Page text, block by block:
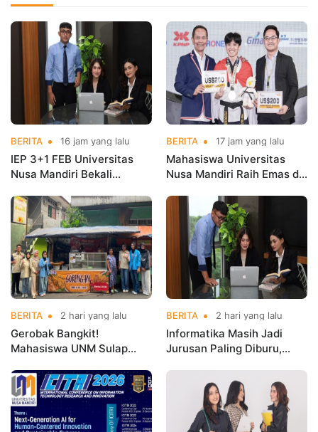
BERITA 16 jam yang lalu
IEP 3+1 FEB Universitas
Nusa Mandiri Bekali
Kerja Sebelum Lulus
BERITA 17 jam yang lalu
Mahasiswa Universitas
Nusa Mandiri Raih Emas di
Indonesia Open
Championships 2026
BERITA 2 hari yang lalu
Gerobak Bangkit!
Mahasiswa UNM Sulap
Menarik dan Laris
BERITA 2 hari yang lalu
Informatika Masih Jadi
Jurusan Paling Diburu,
hingga Cyber Security